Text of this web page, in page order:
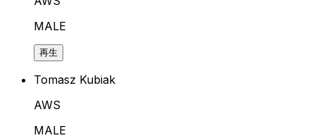
MALE
再生
Tomasz Kubiak
AWS
MALE